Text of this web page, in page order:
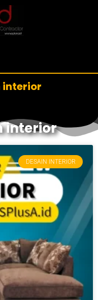
interior
interior
DESAIN INTERIOR